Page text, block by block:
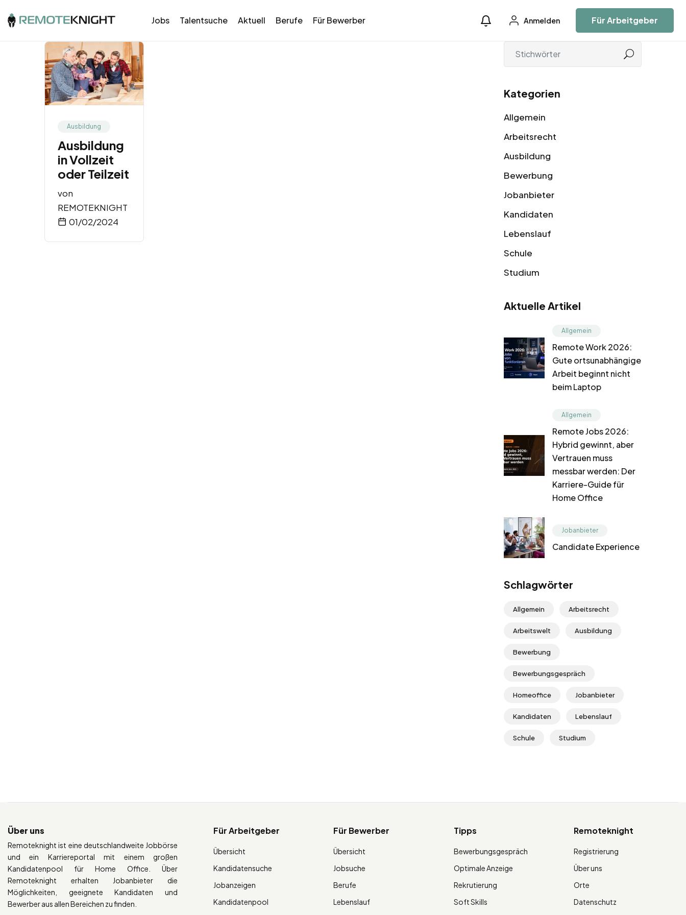
Jobs Talentsuche Aktuell Berufe Für Bewerber Anmelden Für Arbeitgeber
Ausbildung
Ausbildung
in Vollzeit
oder Teilzeit
von
REMOTEKNIGHT
01/02/2024
Kategorien
Allgemein
Arbeitsrecht
Ausbildung
Bewerbung
Jobanbieter
Kandidaten
Lebenslauf
Schule
Studium
Aktuelle Artikel
Allgemein
Remote Work 2026:
Gute ortsunabhängige
Arbeit beginnt nicht
beim Laptop
Allgemein
Remote Jobs 2026:
Hybrid gewinnt, aber
Vertrauen muss
messbar werden: Der
Karriere-Guide für
Home Office
Jobanbieter
Candidate Experience
Schlagwörter
Allgemein Arbeitsrecht
Arbeitswelt Ausbildung
Bewerbung
Bewerbungsgespräch
Homeoffice Jobanbieter
Kandidaten Lebenslauf
Schule Studium
Über uns
Remoteknight ist eine deutschlandweite Jobbörse
und ein Karriereportal mit einem großen
Kandidatenpool für Home Office. Über
Remoteknight erhalten Jobanbieter die
Möglichkeiten, geeignete Kandidaten und
Bewerber aus allen Bereichen zu finden.
Für Arbeitgeber
Übersicht
Kandidatensuche
Jobanzeigen
Kandidatenpool
Für Bewerber
Übersicht
Jobsuche
Berufe
Lebenslauf
Tipps
Bewerbungsgespräch
Optimale Anzeige
Rekrutierung
Soft Skills
Remoteknight
Registrierung
Über uns
Orte
Datenschutz